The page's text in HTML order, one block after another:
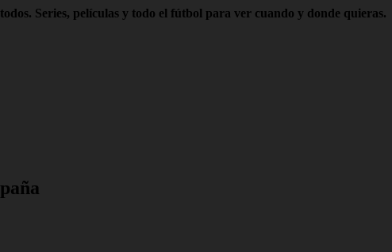
Series, películas y todo el fútbol para ver cuando y donde quieras.